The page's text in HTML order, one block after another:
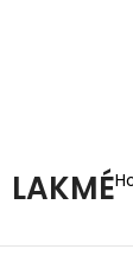
LAKMÉ